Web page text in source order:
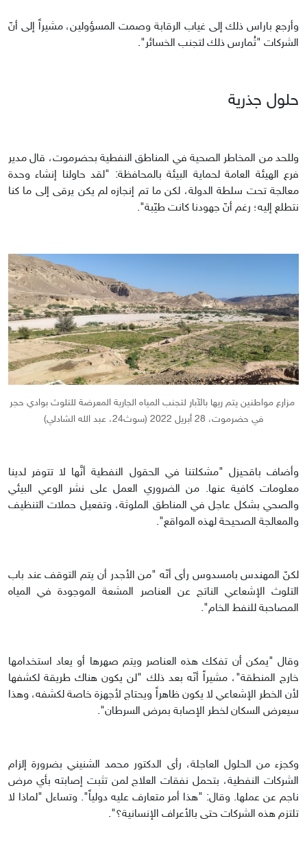
وأرجع باراس ذلك إلى غياب الرقابة وصمت المسؤولين، مشيراً إلى أنّ
الشركات "تُمارس ذلك لتجنب الخسائر".
حلول جذرية
وللحد من المخاطر الصحية في المناطق النفطية بحضرموت، قال مدير
فرع الهيئة العامة لحماية البيئة بالمحافظة: "لقد حاولنا إنشاء وحدة
معالجة تحت سلطة الدولة، لكن ما تم إنجازه لم يكن يرقى إلى ما كنا
نتطلع إليه؛ رغم أنّ جهودنا كانت طيّبة".
مزارع مواطنين يتم ريها بالآبار لتجنب المياه الجارية المعرضة للتلوث بوادي حجر
في حضرموت، 28 أبريل 2022 (سوث24، عبد الله الشادلي)
وأضاف باقحيزل "مشكلتنا في الحقول النفطية أنَّها لا تتوفر لدينا
معلومات كافية عنها. من الضروري العمل على نشر الوعي البيئي
والصحي بشكل عاجل في المناطق الملوثة، وتفعيل حملات التنظيف
والمعالجة الصحيحة لهذه المواقع".
لكنّ المهندس بامسدوس رأى أنّه "من الأجدر أن يتم التوقف عند باب
التلوث الإشعاعي الناتج عن العناصر المشعة الموجودة في المياه
المصاحبة للنفط الخام".
وقال "يمكن أن تفكك هذه العناصر ويتم صهرها أو يعاد استخدامها
خارج المنطقة"، مشيراً أنّه بعد ذلك "لن يكون هناك طريقة لكشفها
لأن الخطر الإشعاعي لا يكون ظاهراً ويحتاج لأجهزة خاصة لكشفه، وهذا
سيعرض السكان لخطر الإصابة بمرض السرطان".
وكجزء من الحلول العاجلة، رأى الدكتور محمد الشنيني بضرورة إلزام
الشركات النفطية، بتحمل نفقات العلاج لمن تثبت إصابته بأي مرض
ناجم عن عملها. وقال: "هذا أمر متعارف عليه دولياً". وتساءل "لماذا لا
تلتزم هذه الشركات حتى بالأعراف الإنسانية؟".